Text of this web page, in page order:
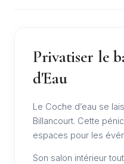
Privatiser le
d'Eau
Le Coche d’eau se
Billancourt. Cette
espaces pour les
Son salon intérieur